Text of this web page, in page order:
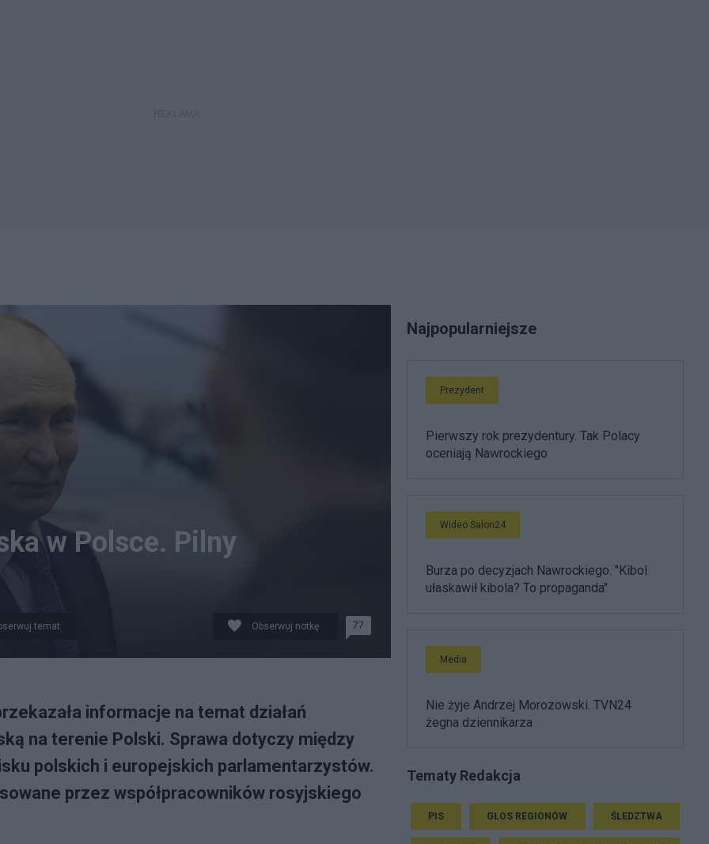
w Polsce. Pilny
temat Obserwuj notkę 77
informacje na temat działań
na terenie Polski. Sprawa dotyczy między
polskich i europejskich parlamentarzystów.
przez współpracowników rosyjskiego
Najpopularniejsze
Prezydent
Pierwszy rok prezydentury. Tak Polacy
oceniają Nawrockiego
Wideo Salon24
Burza po decyzjach Nawrockiego. "Kibol
ułaskawił kibola? To propaganda"
Media
Nie żyje Andrzej Morozowski. TVN24
żegna dziennikarza
Tematy Redakcja
PIS GŁOS REGIONÓW ŚLEDZTWA